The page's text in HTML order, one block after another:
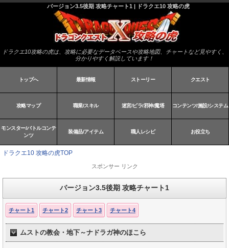
バージョン3.5後期 攻略チャート1 | ドラクエ10 攻略の虎
ドラクエ10攻略の虎は、攻略に必要なデータベースや攻略地図、チャートなど見やすく、
分かりやすく解説しています！
トップへ 最新情報 ストーリー クエスト
攻略マップ 職業/スキル 迷宮/ピラ/邪神/魔塔 コンテンツ/施設/システム
モンスター/バトルコンテ
ンツ
装備品/アイテム 職人レシピ お役立ち
ドラクエ10 攻略の虎TOP
スポンサー リンク
バージョン3.5後期 攻略チャート1
チャート1 チャート2 チャート3 チャート4
ムストの教会・地下～ナドラガ神のほこら